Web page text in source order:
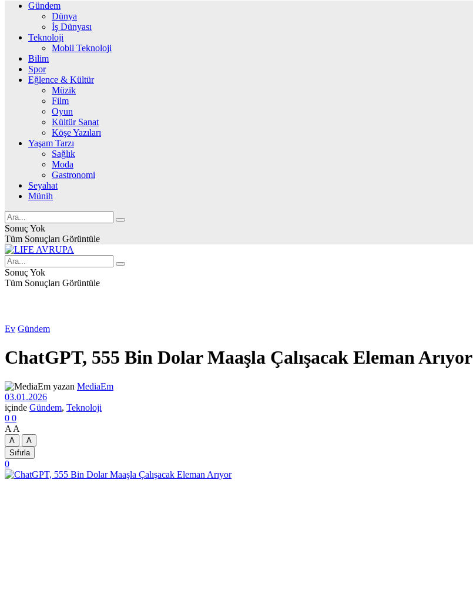
Gündem
Dünya
İş Dünyası
Teknoloji
Mobil Teknoloji
Bilim
Spor
Eğlence & Kültür
Müzik
Film
Oyun
Kültür Sanat
Köşe Yazıları
Yaşam Tarzı
Sağlık
Moda
Gastronomi
Seyahat
Münih
Sonuç Yok
Tüm Sonuçları Görüntüle
Sonuç Yok
Tüm Sonuçları Görüntüle
Ev Gündem
ChatGPT, 555 Bin Dolar Maaşla Çalışacak Eleman Arıyor
yazan MediaEm
03.01.2026
içinde Gündem, Teknoloji
0 0
A A
A
A
Sıfırla
0